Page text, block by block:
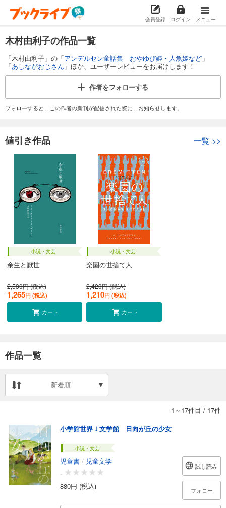
会員登録 ログイン メニュー
木村由利子の作品一覧
「木村由利子」の「アンデルセン童話集 おやゆび姫・人魚姫など 」
「あしながおじさん 」ほか、ユーザーレビューをお届けします！
作者をフォローする
フォローすると、この作者の新刊が配信された際に、お知らせします。
値引き作品 一覧 >>
小説・文芸
余生と厭世
2,530円 (税込)
1,265円 (税込)
カート
小説・文芸
楽園の世捨て人
2,420円 (税込)
1,210円 (税込)
カート
作品一覧
新着順
1～17件目 / 17件
小学館世界Ｊ文学館 日向が丘の少女
小説・文芸
児童書 / 児童文学
-
880円 (税込)
試し読み
フォロー